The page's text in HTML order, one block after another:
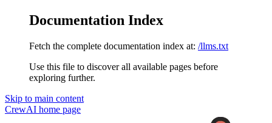
Documentation Index
Fetch the complete documentation index at: /llms.txt
Use this file to discover all available pages before
exploring further.
Skip to main content
CrewAI home page